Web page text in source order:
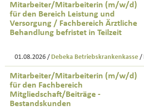
Mitarbeiter/Mitarbeiterin (m/w/d)
für den Bereich Leistung und
Versorgung / Fachbereich Ärztliche
Behandlung befristet in Teilzeit
01.08.2026 / Debeka Betriebskrankenkasse /
Mitarbeiter/Mitarbeiterin (m/w/d)
für den Fachbereich
Mitgliedschaft/Beiträge -
Bestandskunden